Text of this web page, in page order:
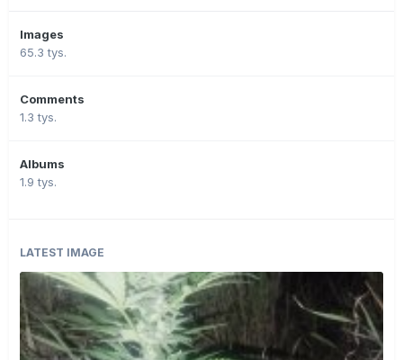
Images
65.3 tys.
Comments
1.3 tys.
Albums
1.9 tys.
LATEST IMAGE